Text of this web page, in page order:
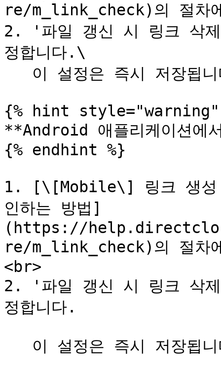
re/m_link_check)의 절차
2. '파일 갱신 시 링크 삭제
정합니다.\
{% hint style="warning"
**Android 애플리케이션에
{% endhint %}
1. [\[Mobile\] 링크 생성
인하는 방법]
(https://
re/m_link_check)의 절차
<br>
2. '파일 갱신 시 링크 삭제
정합니다.